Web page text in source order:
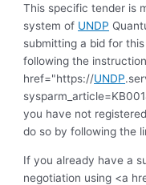
This specific tender is
system of UNDP
submitting a bid for
following the
href="https://UNDP
you have not
do so by following the
If you already have a
negotiation using <a